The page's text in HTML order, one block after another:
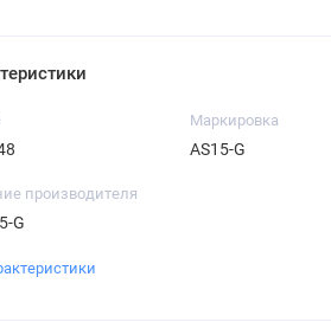
Маркировка
AS15-G
производителя
G